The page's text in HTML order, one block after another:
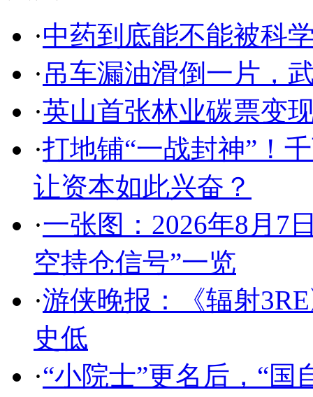
·中药到底能不能被科
·吊车漏油滑倒一片，
·英山首张林业碳票变
·打地铺“一战封神”！
让资本如此兴奋？
·一张图：2026年8月7
空持仓信号”一览
·游侠晚报：《辐射
史低
·“小院士”更名后，“国